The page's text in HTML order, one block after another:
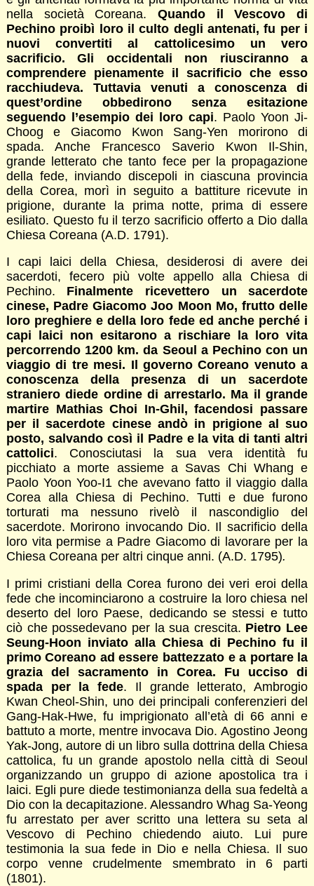
nella società Coreana. Quando il Vescovo di
Pechino proibì loro il culto degli antenati, fu per i
nuovi convertiti al cattolicesimo un vero
sacrificio. Gli occidentali non riusciranno a
comprendere pienamente il sacrificio che esso
racchiudeva. Tuttavia venuti a conoscenza di
quest’ordine obbedirono senza esitazione
seguendo l’esempio dei loro capi. Paolo Yoon Ji-
Choog e Giacomo Kwon Sang-Yen morirono di
spada. Anche Francesco Saverio Kwon Il-Shin,
grande letterato che tanto fece per la propagazione
della fede, inviando discepoli in ciascuna provincia
della Corea, morì in seguito a battiture ricevute in
prigione, durante la prima notte, prima di essere
esiliato. Questo fu il terzo sacrificio offerto a Dio dalla
Chiesa Coreana (A.D. 1791).
I capi laici della Chiesa, desiderosi di avere dei
sacerdoti, fecero più volte appello alla Chiesa di
Pechino. Finalmente ricevettero un sacerdote
cinese, Padre Giacomo Joo Moon Mo, frutto delle
loro preghiere e della loro fede ed anche perché i
capi laici non esitarono a rischiare la loro vita
percorrendo 1200 km. da Seoul a Pechino con un
viaggio di tre mesi. Il governo Coreano venuto a
conoscenza della presenza di un sacerdote
straniero diede ordine di arrestarlo. Ma il grande
martire Mathias Choi In-Ghil, facendosi passare
per il sacerdote cinese andò in prigione al suo
posto, salvando così il Padre e la vita di tanti altri
cattolici. Conosciutasi la sua vera identità fu
picchiato a morte assieme a Savas Chi Whang e
Paolo Yoon Yoo-I1 che avevano fatto il viaggio dalla
Corea alla Chiesa di Pechino. Tutti e due furono
torturati ma nessuno rivelò il nascondiglio del
sacerdote. Morirono invocando Dio. Il sacrificio della
loro vita permise a Padre Giacomo di lavorare per la
Chiesa Coreana per altri cinque anni. (A.D. 1795).
I primi cristiani della Corea furono dei veri eroi della
fede che incominciarono a costruire la loro chiesa nel
deserto del loro Paese, dedicando se stessi e tutto
ciò che possedevano per la sua crescita. Pietro Lee
Seung-Hoon inviato alla Chiesa di Pechino fu il
primo Coreano ad essere battezzato e a portare la
grazia del sacramento in Corea. Fu ucciso di
spada per la fede. Il grande letterato, Ambrogio
Kwan Cheol-Shin, uno dei principali conferenzieri del
Gang-Hak-Hwe, fu imprigionato all’età di 66 anni e
battuto a morte, mentre invocava Dio. Agostino Jeong
Yak-Jong, autore di un libro sulla dottrina della Chiesa
cattolica, fu un grande apostolo nella città di Seoul
organizzando un gruppo di azione apostolica tra i
laici. Egli pure diede testimonianza della sua fedeltà a
Dio con la decapitazione. Alessandro Whag Sa-Yeong
fu arrestato per aver scritto una lettera su seta al
Vescovo di Pechino chiedendo aiuto. Lui pure
testimonia la sua fede in Dio e nella Chiesa. Il suo
corpo venne crudelmente smembrato in 6 parti
(1801).